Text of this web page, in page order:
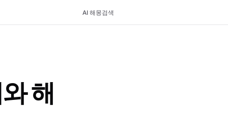
AI 해몽검색
해